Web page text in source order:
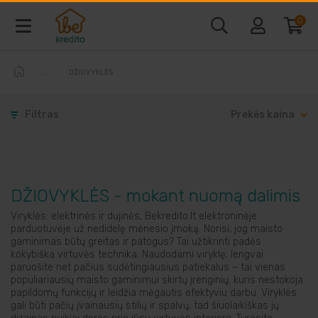
0
Baldai ir interjeras
Telefonai ir kompiuteriai
Buitine technika
Laisvalaikio prekės
Sodo prekės
DŽIOVYKLĖS
DŽIOVYKLĖS - mokant nuomą dalimis
Viryklės: elektrinės ir dujinės, Bekredito.lt elektroninėje
parduotuvėje už nedidelę mėnesio įmoką. Norisi, jog maisto
gaminimas būtų greitas ir patogus? Tai užtikrinti padės
kokybiška virtuvės technika. Naudodami viryklę, lengvai
paruošite net pačius sudėtingiausius patiekalus – tai vienas
populiariausių maisto gaminimui skirtų įrenginių, kuris nestokoja
papildomų funkcijų ir leidžia mėgautis efektyviu darbu. Viryklės
gali būti pačių įvairiausių stilių ir spalvų, tad šiuolaikiškas jų